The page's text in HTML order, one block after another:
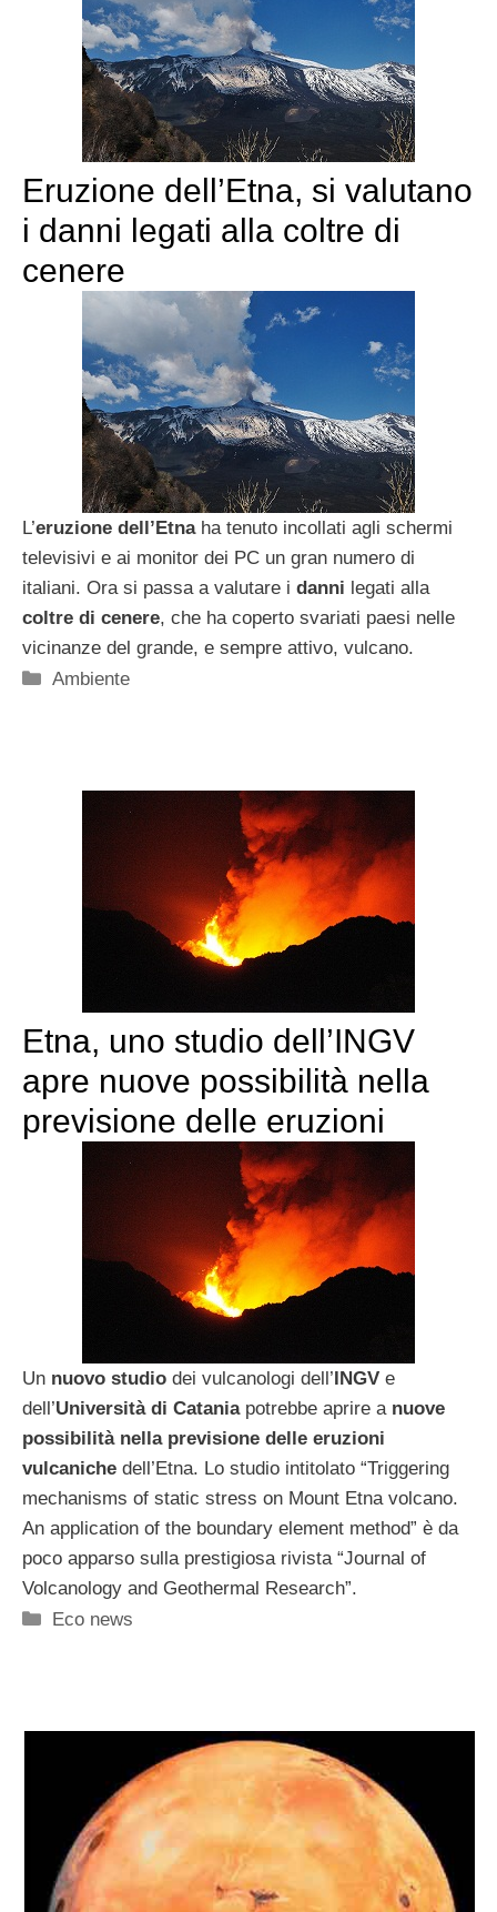
Eruzione dell’Etna, si valutano
i danni legati alla coltre di
cenere
L’eruzione dell’Etnaha tenuto incollati agli schermi
televisivi e ai monitor dei PC un gran numero di
italiani. Ora si passa a valutare i danni legati alla
coltre di cenere, che ha coperto svariati paesi nelle
vicinanze del grande, e sempre attivo, vulcano.
Categorie
Ambiente
Etna, uno studio dell’INGV
apre nuove possibilità nella
previsione delle eruzioni
Un nuovo studio dei vulcanologi dell’INGV e
dell’Università di Cataniapotrebbe aprire a nuove
possibilità nella previsione delle eruzioni
vulcaniche dell’Etna. Lo studio intitolato “Triggering
mechanisms of static stress on Mount Etna volcano.
An application of the boundary element method” è da
poco apparso sulla prestigiosa rivista “Journal of
Volcanology and Geothermal Research”.
Categorie
Eco news